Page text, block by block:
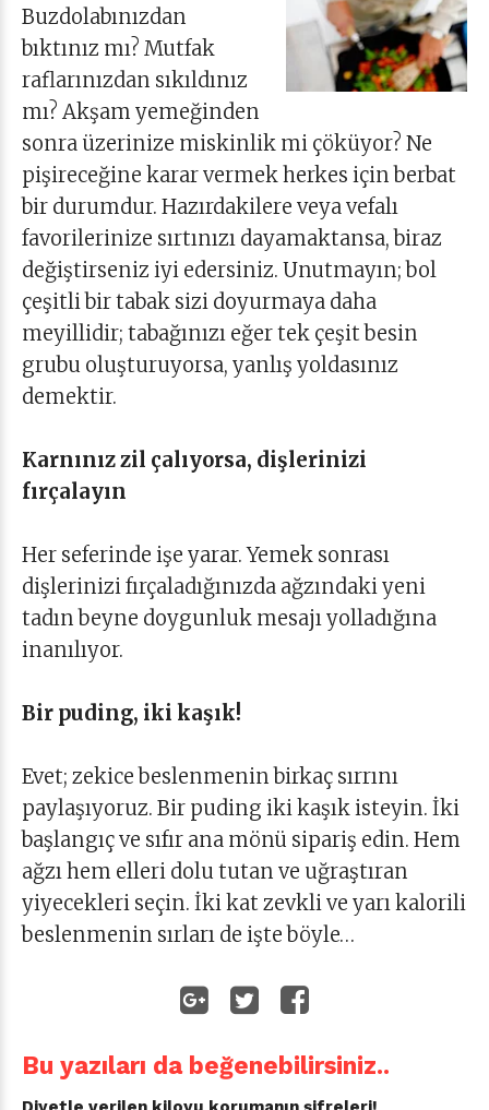
Buzdolabınızdan
bıktınız mı? Mutfak
raflarınızdan sıkıldınız
mı? Akşam yemeğinden
sonra üzerinize miskinlik mi çöküyor? Ne
pişireceğine karar vermek herkes için berbat
bir durumdur. Hazırdakilere veya vefalı
favorilerinize sırtınızı dayamaktansa, biraz
değiştirseniz iyi edersiniz. Unutmayın; bol
çeşitli bir tabak sizi doyurmaya daha
meyillidir; tabağınızı eğer tek çeşit besin
grubu oluşturuyorsa, yanlış yoldasınız
demektir.
Karnınız zil çalıyorsa, dişlerinizi
fırçalayın
Her seferinde işe yarar. Yemek sonrası
dişlerinizi fırçaladığınızda ağzındaki yeni
tadın beyne doygunluk mesajı yolladığına
inanılıyor.
Bir puding, iki kaşık!
Evet; zekice beslenmenin birkaç sırrını
paylaşıyoruz. Bir puding iki kaşık isteyin. İki
başlangıç ve sıfır ana mönü sipariş edin. Hem
ağzı hem elleri dolu tutan ve uğraştıran
yiyecekleri seçin. İki kat zevkli ve yarı kalorili
beslenmenin sırları de işte böyle…
Bu yazıları da beğenebilirsiniz..